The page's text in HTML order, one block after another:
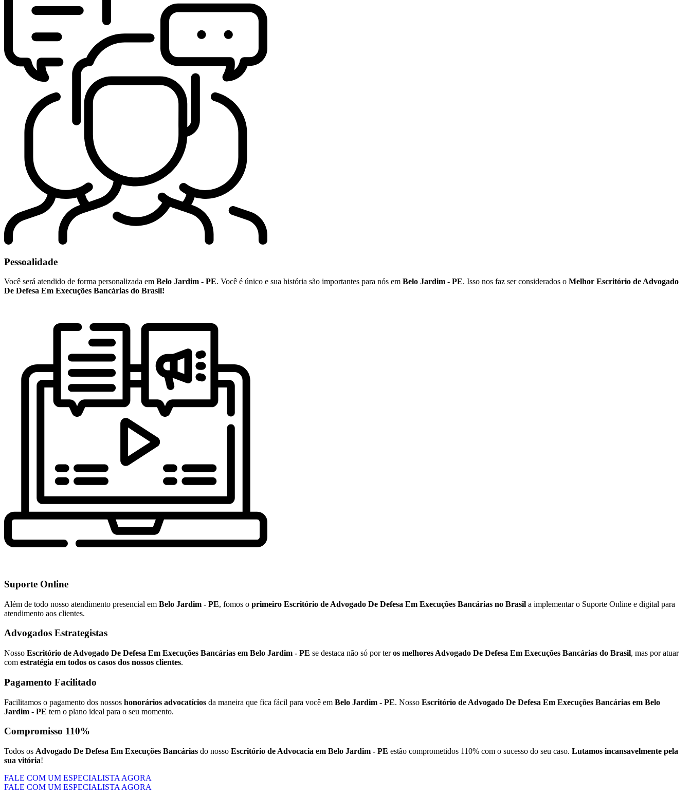
Pessoalidade
Você será atendido de forma personalizada em Belo Jardim - PE. Você é único e sua história são importantes para nós em Belo Jardim - PE. Isso nos faz ser considerados o Melhor Escritório de Advogado
De Defesa Em Execuções Bancárias do Brasil!
Suporte Online
Além de todo nosso atendimento presencial em Belo Jardim - PE, fomos o primeiro Escritório de Advogado De Defesa Em Execuções Bancárias no Brasil a implementar o Suporte Online e digital para
atendimento aos clientes.
Advogados Estrategistas
Nosso Escritório de Advogado De Defesa Em Execuções Bancárias em Belo Jardim - PE se destaca não só por teros melhores Advogado De Defesa Em Execuções Bancárias do Brasil, mas por atuar
com estratégia em todos os casos dos nossos clientes.
Pagamento Facilitado
Facilitamos o pagamento dos nossos honorários advocatícios da maneira que fica fácil para você em Belo Jardim - PE. Nosso Escritório de Advogado De Defesa Em Execuções Bancárias em Belo
Jardim - PE tem o plano ideal para o seu momento.
Compromisso 110%
Todos os Advogado De Defesa Em Execuções Bancárias do nosso Escritório de Advocacia em Belo Jardim - PE estão comprometidos 110% com o sucesso do seu caso. Lutamos incansavelmente pela
sua vitória!
FALE COM UM ESPECIALISTA AGORA
FALE COM UM ESPECIALISTA AGORA